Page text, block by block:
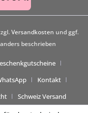
Versandkosten und ggf.
beschrieben
Kontakt
Schweiz Versand